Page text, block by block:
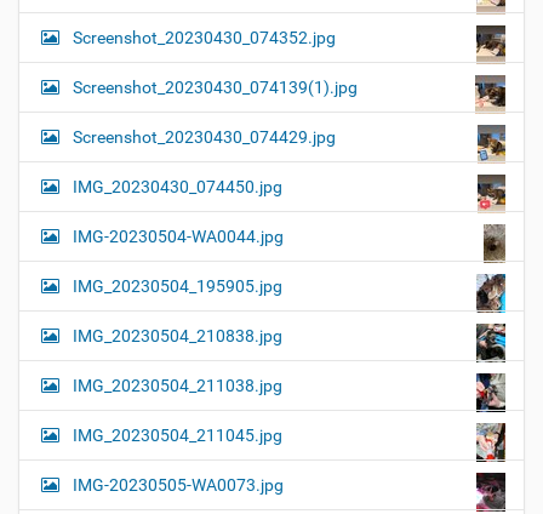
Screenshot_20230430_074352.jpg
Screenshot_20230430_074139(1).jpg
Screenshot_20230430_074429.jpg
IMG_20230430_074450.jpg
IMG-20230504-WA0044.jpg
IMG_20230504_195905.jpg
IMG_20230504_210838.jpg
IMG_20230504_211038.jpg
IMG_20230504_211045.jpg
IMG-20230505-WA0073.jpg